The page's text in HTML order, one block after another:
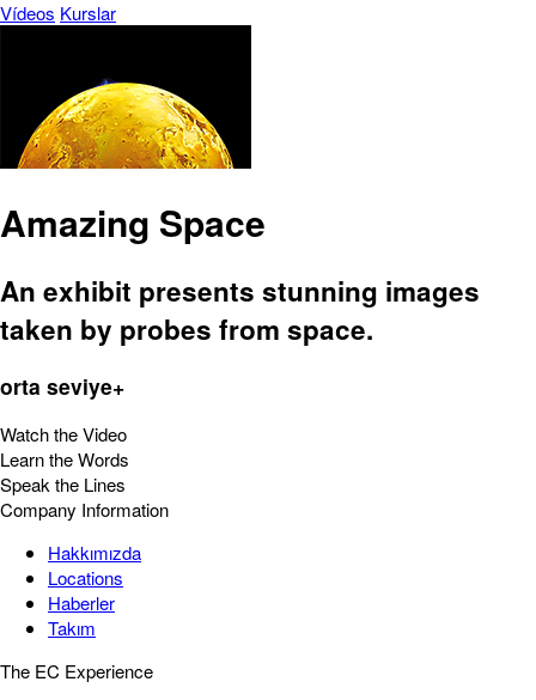
Vídeos Kurslar
Amazing Space
An exhibit presents stunning images
taken by probes from space.
orta seviye+
Watch the Video
Learn the Words
Speak the Lines
Company Information
Hakkımızda
Locations
Haberler
Takım
The EC Experience